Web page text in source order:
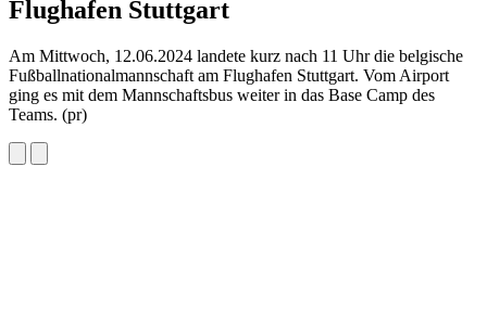
Flughafen Stuttgart
Am Mittwoch, 12.06.2024 landete kurz nach 11 Uhr die belgische
Fußballnationalmannschaft am Flughafen Stuttgart. Vom Airport
ging es mit dem Mannschaftsbus weiter in das Base Camp des
Teams. (pr)